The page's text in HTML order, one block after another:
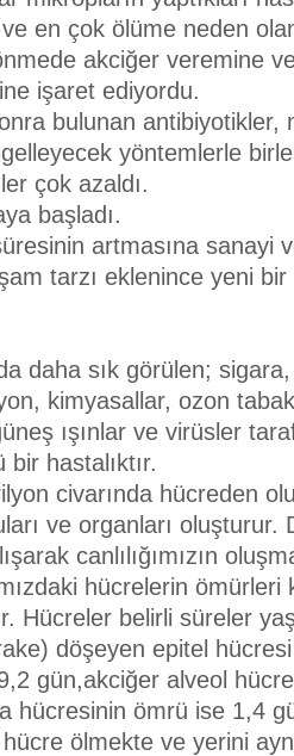
en çok ölüme neden
akciğer veremine
işaret ediyordu.
bulunan antibiyotikler,
yöntemlerle
çok azaldı.
başladı.
artmasına sanayi
tarzı eklenince yeni
daha sık görülen;
kimyasallar, ozon
ışınlar ve virüsler
hastalıktır.
civarında hücreden
ve organları
canlılığımızın
hücrelerin ömürleri
Hücreler belirli süreler
döşeyen epitel
gün,akciğer alveol
hücresinin ömrü ise 1,4
ölmekte ve yerini